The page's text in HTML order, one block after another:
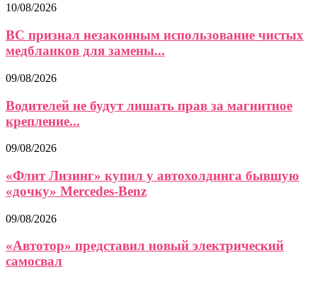
10/08/2026
ВС признал незаконным использование чистых
медбланков для замены...
09/08/2026
Водителей не будут лишать прав за магнитное
крепление...
09/08/2026
«Флит Лизинг» купил у автохолдинга бывшую
«дочку» Mercedes-Benz
09/08/2026
«Автотор» представил новый электрический
самосвал